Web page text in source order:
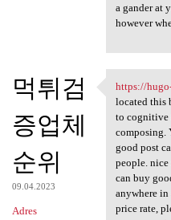
a gander at
however
먹튀검
증업체
순위
09.04.2023
Adres
https://
https://
located this
to cognitive
composing.
good post
people.
can buy
anywhere
price rate,